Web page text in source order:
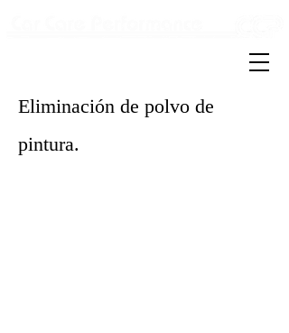
Eliminación de polvo de
pintura.